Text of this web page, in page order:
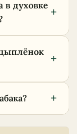
духовке +
+
+